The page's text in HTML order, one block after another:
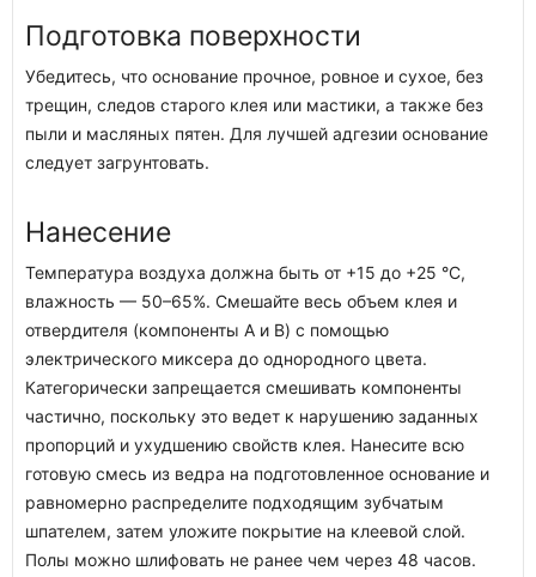
Подготовка поверхности
Убедитесь, что основание прочное, ровное и сухое, без
трещин, следов старого клея или мастики, а также без
пыли и масляных пятен. Для лучшей адгезии основание
следует загрунтовать.
Нанесение
Температура воздуха должна быть от +15 до +25 °C,
влажность — 50–65%. Смешайте весь объем клея и
отвердителя (компоненты A и B) с помощью
электрического миксера до однородного цвета.
Категорически запрещается смешивать компоненты
частично, поскольку это ведет к нарушению заданных
пропорций и ухудшению свойств клея. Нанесите всю
готовую смесь из ведра на подготовленное основание и
равномерно распределите подходящим зубчатым
шпателем, затем уложите покрытие на клеевой слой.
Полы можно шлифовать не ранее чем через 48 часов.